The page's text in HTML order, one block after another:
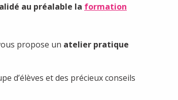
au préalable la formation
propose un atelier pratique
d’élèves et des précieux conseils